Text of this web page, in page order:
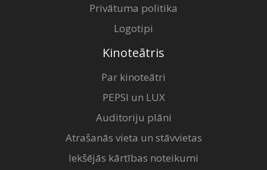
Privātuma politika
Logotipi
Kinoteātris
Par kinoteātri
PEPSI un LUX
Auditoriju plāni
Atrašanās vieta un stāvvietas
Iekšējās kārtības noteikumi